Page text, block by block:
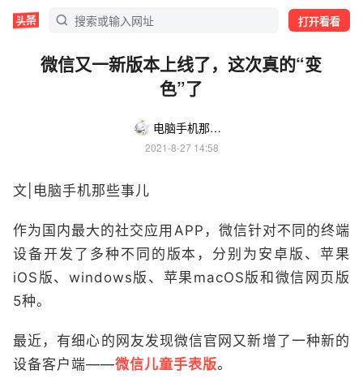
打开看看
微信又一新版本上线了，这次真的“变
色”了
电脑手机那些事儿
2021-8-27 14:58
文|电脑手机那些事儿
作为国内最大的社交应用APP，微信针对不同的终端
设备开发了多种不同的版本，分别为安卓版、苹果
iOS版、windows版、苹果macOS版和微信网页版
5种。
最近，有细心的网友发现微信官网又新增了一种新的
设备客户端——微信儿童手表版。